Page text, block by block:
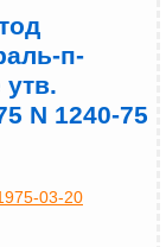
п-
N 1240-75
03-20